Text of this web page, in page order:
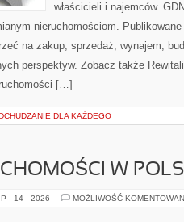
właścicieli i najemców.
nieruchomościom. Publikowane
na zakup, sprzedaż, wynajem,
perspektyw. Zobacz także
[…]
DLA KAŻDEGO
W
- 14 - 2026 MOŻLIWOŚĆ